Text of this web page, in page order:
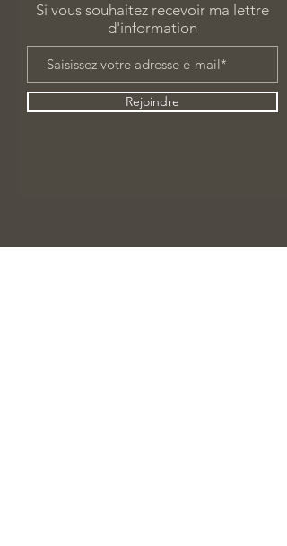
Si vous souhaitez recevoir ma lettre
d'information
Rejoindre